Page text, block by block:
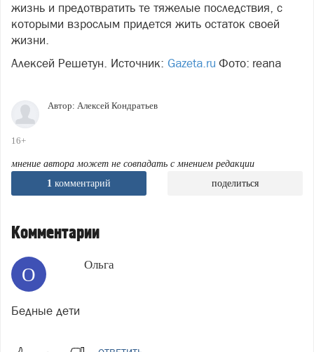
жизнь и предотвратить те тяжелые последствия, с
которыми взрослым придется жить остаток своей
жизни.
Алексей Решетун. Источник: Gazeta.ru Фото: reana
Автор: Алексей Кондратьев
16+
мнение автора может не совпадать с мнением редакции
1 комментарий поделиться
Комментарии
О Ольга
Бедные дети